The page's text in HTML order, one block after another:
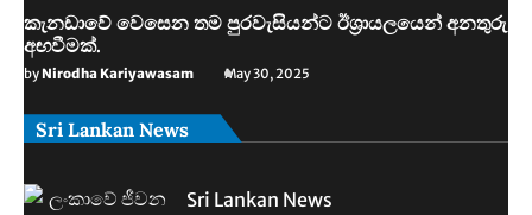
කැනඩාවේ වෙසෙන තම පුරවැසියන්ට ඊශ්‍රායලයෙන් අනතුරු
අඟවීමක්.
by Nirodha Kariyawasam May 30, 2025
Sri Lankan News
Sri Lankan News